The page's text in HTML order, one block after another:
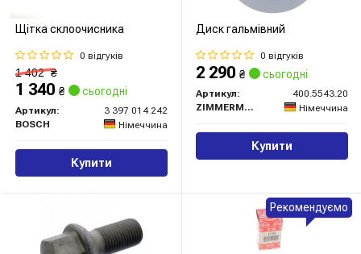
Щітка склоочисника
0 відгуків
1 402₴
1 340 ₴ сьогодні
Артикул:
3 397 014 242
BOSCH
Німеччина
Купити
Диск гальмівний
0 відгуків
2 290 ₴ сьогодні
Артикул:
400.5543.20
ZIMMERMANN
Німеччина
Купити
Рекомендуємо